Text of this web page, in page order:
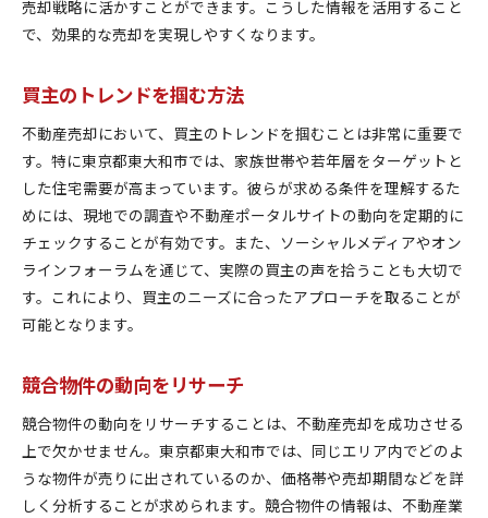
SNSを活用した集客術
デジタルツール活用で不動産売却をスムーズに進める
VR内覧で遠方の買主を引き寄せる
オンライン契約システムの導入メリット
AIを活用した市場分析
デジタルツールで効率的な売買管理
スマートフォンを利用した売却活動
技術を駆使した顧客対応
空き家再利用プランで不動産価値を最大化する
賃貸活用で収益を生む方法
民泊運営による新たな収入源
地域コミュニティとの協力で活性化
再利用で環境負荷を軽減する
補助金を活用した空き家再生
売却戦略に活かすことができます。こうした情報を活用すること
で、効果的な売却を実現しやすくなります。
買主のトレンドを掴む方法
不動産売却において、買主のトレンドを掴むことは非常に重要で
す。特に東京都東大和市では、家族世帯や若年層をターゲットと
した住宅需要が高まっています。彼らが求める条件を理解するた
めには、現地での調査や不動産ポータルサイトの動向を定期的に
チェックすることが有効です。また、ソーシャルメディアやオン
ラインフォーラムを通じて、実際の買主の声を拾うことも大切で
す。これにより、買主のニーズに合ったアプローチを取ることが
可能となります。
競合物件の動向をリサーチ
競合物件の動向をリサーチすることは、不動産売却を成功させる
上で欠かせません。東京都東大和市では、同じエリア内でどのよ
うな物件が売りに出されているのか、価格帯や売却期間などを詳
しく分析することが求められます。競合物件の情報は、不動産業